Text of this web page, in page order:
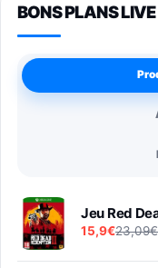
BONS PLANS
Jeu Red
15,9€23,09€